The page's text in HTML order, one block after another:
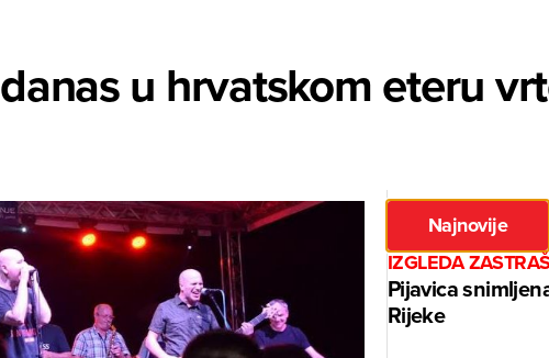
u hrvatskom eteru
Najnovije
IZGLEDA
Pijavica
Rijeke